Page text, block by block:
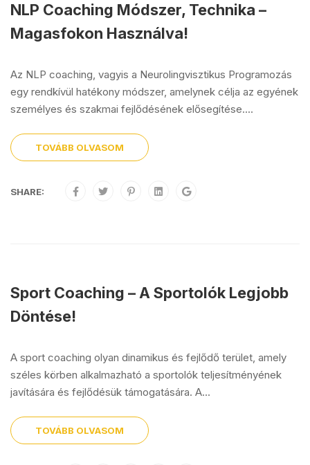
NLP Coaching Módszer, Technika –
Magasfokon Használva!
Az NLP coaching, vagyis a Neurolingvisztikus Programozás
egy rendkívül hatékony módszer, amelynek célja az egyének
személyes és szakmai fejlődésének elősegítése....
TOVÁBB OLVASOM
SHARE:
Sport Coaching – A Sportolók Legjobb
Döntése!
A sport coaching olyan dinamikus és fejlődő terület, amely
széles körben alkalmazható a sportolók teljesítményének
javítására és fejlődésük támogatására. A...
TOVÁBB OLVASOM